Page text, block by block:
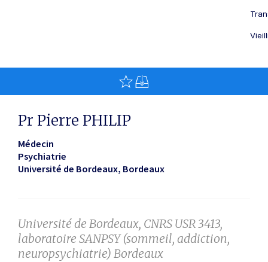
Pr Pierre PHILIP
Médecin
Psychiatrie
Université de Bordeaux Bordeaux
Université de Bordeaux, CNRS USR 3413,
laboratoire SANPSY (sommeil, addiction,
neuropsychiatrie) Bordeaux